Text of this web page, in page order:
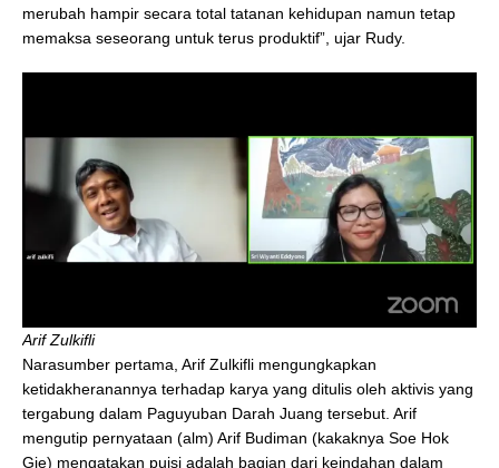
merubah hampir secara total tatanan kehidupan namun tetap
memaksa seseorang untuk terus produktif”, ujar Rudy.
Arif Zulkifli
Narasumber pertama, Arif Zulkifli mengungkapkan
ketidakheranannya terhadap karya yang ditulis oleh aktivis yang
tergabung dalam Paguyuban Darah Juang tersebut. Arif
mengutip pernyataan (alm) Arif Budiman (kakaknya Soe Hok
Gie) mengatakan puisi adalah bagian dari keindahan dalam